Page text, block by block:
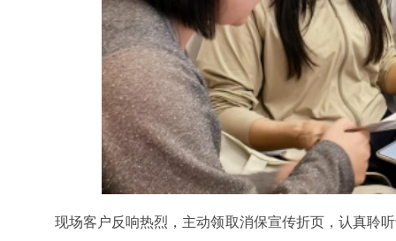
现场客户反响热烈，主动领取消保宣传折页，认真聆